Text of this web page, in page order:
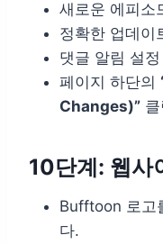
새로운 에피소
정확한 업데이
댓글 알림 설
페이지 하단의
Changes)”
10단계: 웹사
Bufftoon 로고
다.